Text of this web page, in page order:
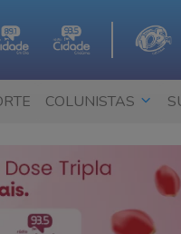
COLUNISTAS